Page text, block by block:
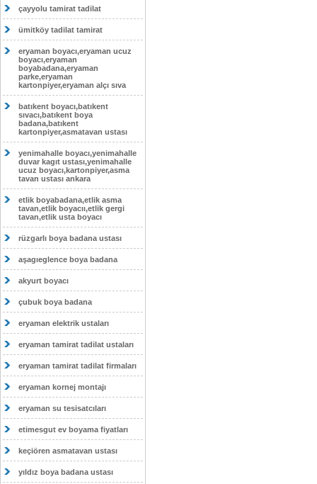
çayyolu tamirat tadilat
ümitköy tadilat tamirat
eryaman boyacı,eryaman ucuz
boyacı,eryaman
boyabadana,eryaman
parke,eryaman
kartonpiyer,eryaman alçı sıva
batıkent boyacı,batıkent
sıvacı,batıkent boya
badana,batıkent
kartonpiyer,asmatavan ustası
yenimahalle boyacı,yenimahalle
duvar kagıt ustası,yenimahalle
ucuz boyacı,kartonpiyer,asma
tavan ustası ankara
etlik boyabadana,etlik asma
tavan,etlik boyacıı,etlik gergi
tavan,etlik usta boyacı
rüzgarlı boya badana ustası
aşagıeglence boya badana
akyurt boyacı
çubuk boya badana
eryaman elektrik ustaları
eryaman tamirat tadilat ustaları
eryaman tamirat tadilat firmaları
eryaman kornej montajı
eryaman su tesisatcıları
etimesgut ev boyama fiyatları
keçiören asmatavan ustası
yıldız boya badana ustası